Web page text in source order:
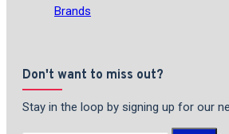
Brands
Don't want to miss out?
Stay in the loop by signing up for our